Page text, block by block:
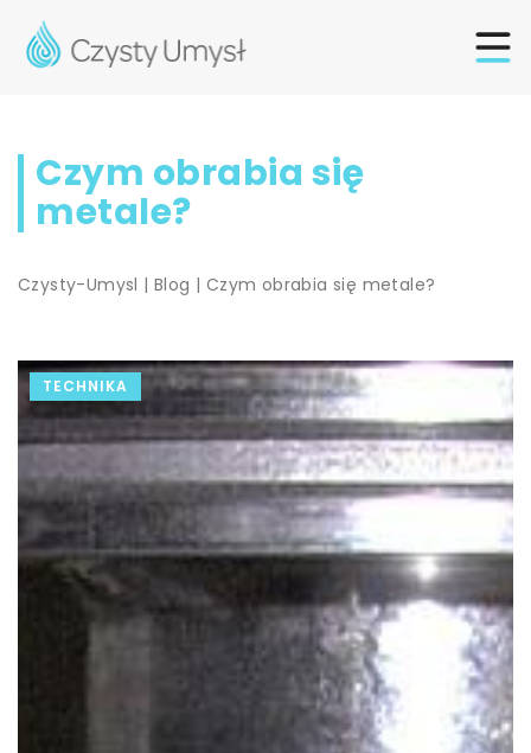
Czym obrabia się
metale?
Czysty-Umysl |Blog | Czym obrabia się metale?
TECHNIKA